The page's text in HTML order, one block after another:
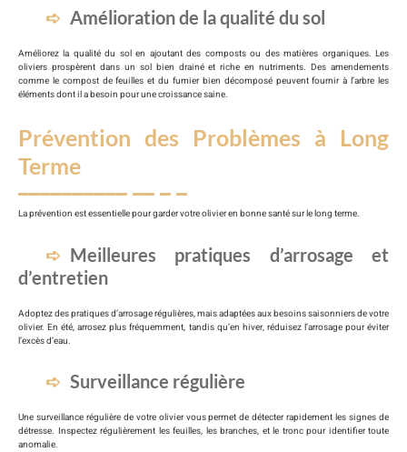
Amélioration de la qualité du sol
Améliorez la qualité du sol en ajoutant des composts ou des matières organiques. Les
oliviers prospèrent dans un sol bien drainé et riche en nutriments. Des amendements
comme le compost de feuilles et du fumier bien décomposé peuvent fournir à l’arbre les
éléments dont il a besoin pour une croissance saine.
Prévention des Problèmes à Long
Terme
La prévention est essentielle pour garder votre olivier en bonne santé sur le long terme.
Meilleures pratiques d’arrosage et
d’entretien
Adoptez des pratiques d’arrosage régulières, mais adaptées aux besoins saisonniers de votre
olivier. En été, arrosez plus fréquemment, tandis qu’en hiver, réduisez l’arrosage pour éviter
l’excès d’eau.
Surveillance régulière
Une surveillance régulière de votre olivier vous permet de détecter rapidement les signes de
détresse. Inspectez régulièrement les feuilles, les branches, et le tronc pour identifier toute
anomalie.